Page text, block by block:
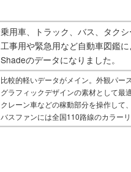
乗用車、トラック、バス、タク
工事用や緊急用など自動車図鑑
Shadeのデータになりました。
比較的軽いデータがメイン。外観パー
グラフィックデザインの素材として最
クレーン車などの稼動部分を操作して
バスファンには全国110路線のカラー